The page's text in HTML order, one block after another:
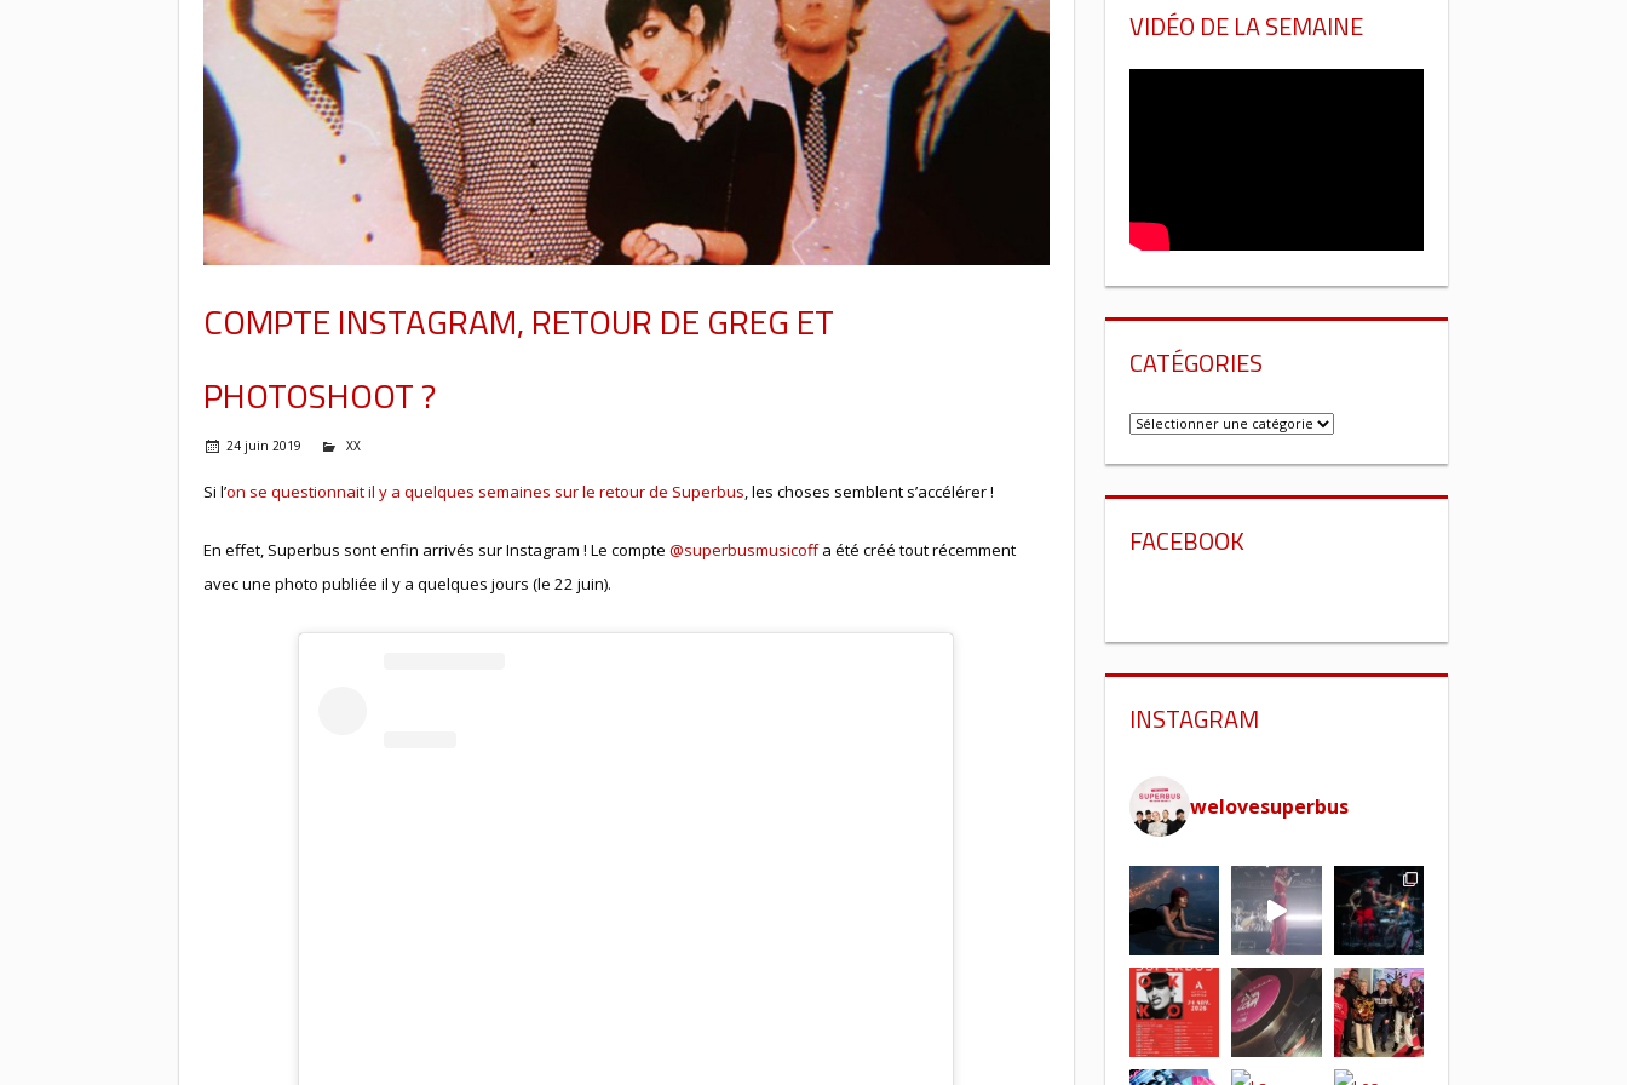
COMPTE INSTAGRAM, RETOUR DE GREG ET
PHOTOSHOOT ?
24 juin 2019 XX
Si l’on se questionnait il y a quelques semaines sur le retour de Superbus, les choses semblent s’accélérer !
En effet, Superbus sont enfin arrivés sur Instagram ! Le compte @superbusmusicoffa été créé tout récemment
avec une photo publiée il y a quelques jours (le 22 juin).
VIDÉO DE LA SEMAINE
CATÉGORIES
Catégories
FACEBOOK
INSTAGRAM
welovesuperbus